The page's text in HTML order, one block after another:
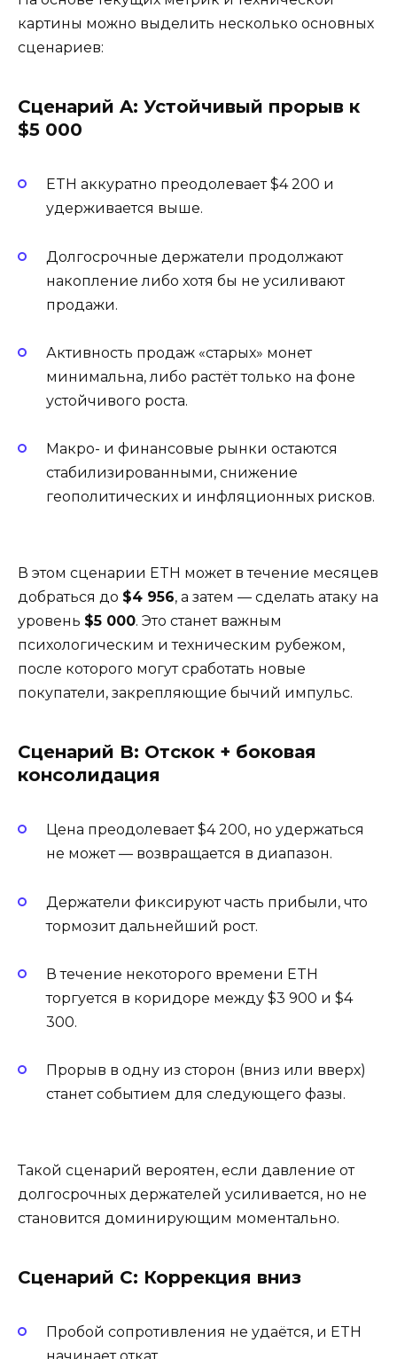
картины можно выделить несколько основных
сценариев:
Сценарий A: Устойчивый прорыв к
$5 000
ETH аккуратно преодолевает $4 200 и
удерживается выше.
Долгосрочные держатели продолжают
накопление либо хотя бы не усиливают
продажи.
Активность продаж «старых» монет
минимальна, либо растёт только на фоне
устойчивого роста.
Макро- и финансовые рынки остаются
стабилизированными, снижение
геополитических и инфляционных рисков.
В этом сценарии ETH может в течение месяцев
добраться до $4 956, а затем — сделать атаку на
уровень $5 000. Это станет важным
психологическим и техническим рубежом,
после которого могут сработать новые
покупатели, закрепляющие бычий импульс.
Сценарий B: Отскок + боковая
консолидация
Цена преодолевает $4 200, но удержаться
не может — возвращается в диапазон.
Держатели фиксируют часть прибыли, что
тормозит дальнейший рост.
В течение некоторого времени ETH
торгуется в коридоре между $3 900 и $4
300.
Прорыв в одну из сторон (вниз или вверх)
станет событием для следующего фазы.
Такой сценарий вероятен, если давление от
долгосрочных держателей усиливается, но не
становится доминирующим моментально.
Сценарий C: Коррекция вниз
Пробой сопротивления не удаётся, и ETH